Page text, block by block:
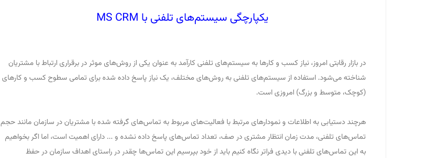
یکپارچگی سیستم‌های تلفنی با MS CRM
در بازار رقابتی امروز، نیاز کسب و کارها به سیستم‌های تلفنی کارآمد به عنوان یکی از روش‌های موثر در برقراری ارتباط با مشتریان
شناخته می‌شود. استفاده از سیستم‌های تلفنی به روش‌های مختلف، یک نیاز پاسخ داده شده برای تمامی سطوح کسب و کارهای
(کوچک، متوسط و بزرگ) امروزی است.
هرچند دستیابی به اطلاعات و نمودارهای مرتبط با فعالیت‌های مربوط به تماسهای گرفته شده با مشتریان در سازمان مانند حجم
تماس‌های تلفنی، مدت زمان انتظار مشتری در صف، تعداد تماس‌های پاسخ داده نشده و ... دارای اهمیت است، اما اگر بخواهیم
به این تماس‌های تلفنی با دیدی فراتر نگاه کنیم باید از خود بپرسیم این تماس‌ها چقدر در راستای اهداف سازمان در حفظ